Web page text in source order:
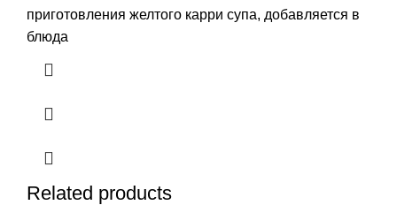
приготовления желтого карри супа, добавляется в
блюда
Related products